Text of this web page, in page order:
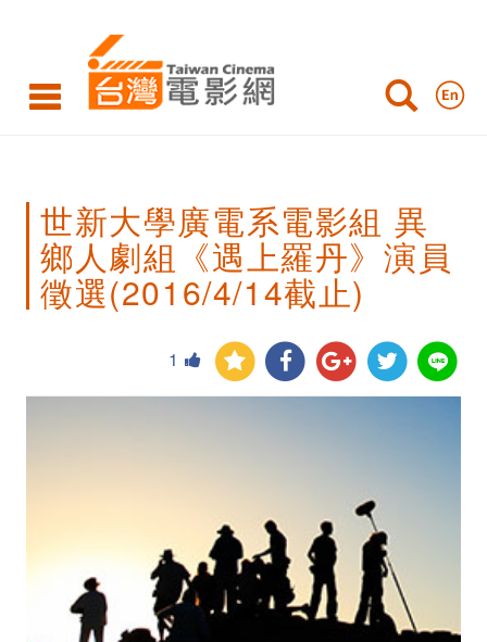
大
廣
電
組
劇
世新大學廣電系電影組 異
鄉人劇組《遇上羅丹》演員
徵選(2016/4/14截止)
1